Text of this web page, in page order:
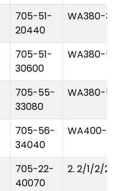
705-51-
20440
WA380-
705-51-
30600
WA380-5
705-55-
33080
WA380-5
705-56-
34040
WA400-1
705-22-
40070
2. 2/1/2/